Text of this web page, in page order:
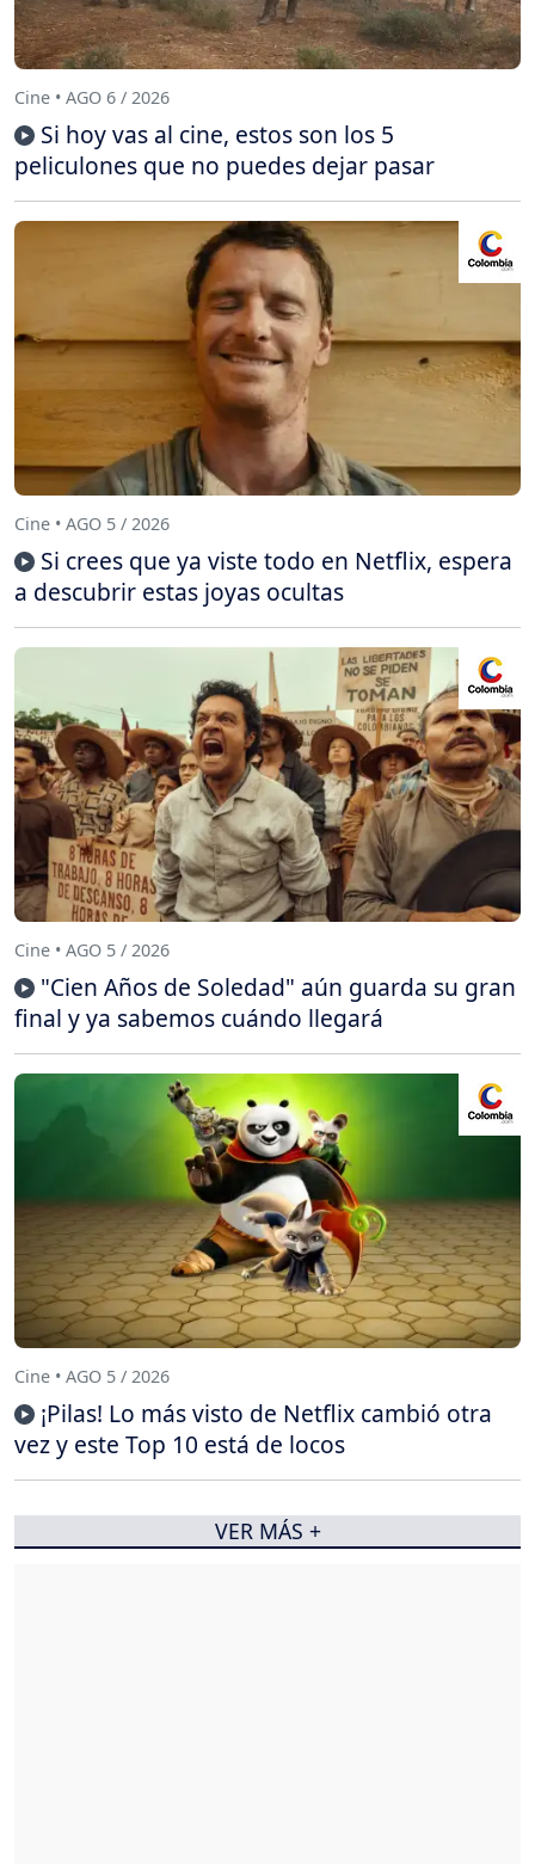
Cine • AGO 6 / 2026
Si hoy vas al cine, estos son los 5
peliculones que no puedes dejar pasar
Cine • AGO 5 / 2026
Si crees que ya viste todo en Netflix, espera
a descubrir estas joyas ocultas
Cine • AGO 5 / 2026
"Cien Años de Soledad" aún guarda su gran
final y ya sabemos cuándo llegará
Cine • AGO 5 / 2026
¡Pilas! Lo más visto de Netflix cambió otra
vez y este Top 10 está de locos
VER MÁS +